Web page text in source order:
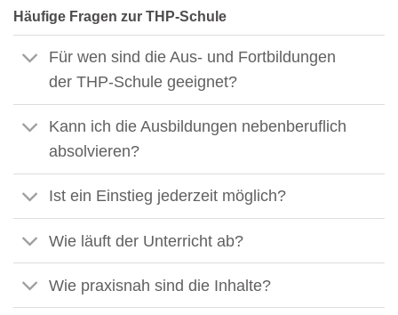
Häufige Fragen zur THP-Schule
Für wen sind die Aus- und Fortbildungen
der THP-Schule geeignet?
Kann ich die Ausbildungen nebenberuflich
absolvieren?
Ist ein Einstieg jederzeit möglich?
Wie läuft der Unterricht ab?
Wie praxisnah sind die Inhalte?